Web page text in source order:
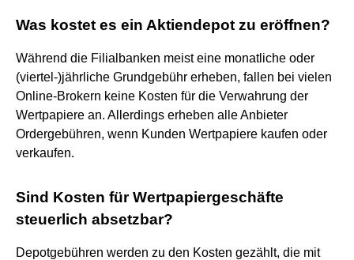
Was kostet es ein Aktiendepot zu eröffnen?
Während die Filialbanken meist eine monatliche oder
(viertel-)jährliche Grundgebühr erheben, fallen bei vielen
Online-Brokern keine Kosten für die Verwahrung der
Wertpapiere an. Allerdings erheben alle Anbieter
Ordergebühren, wenn Kunden Wertpapiere kaufen oder
verkaufen.
Sind Kosten für Wertpapiergeschäfte
steuerlich absetzbar?
Depotgebühren werden zu den Kosten gezählt, die mit